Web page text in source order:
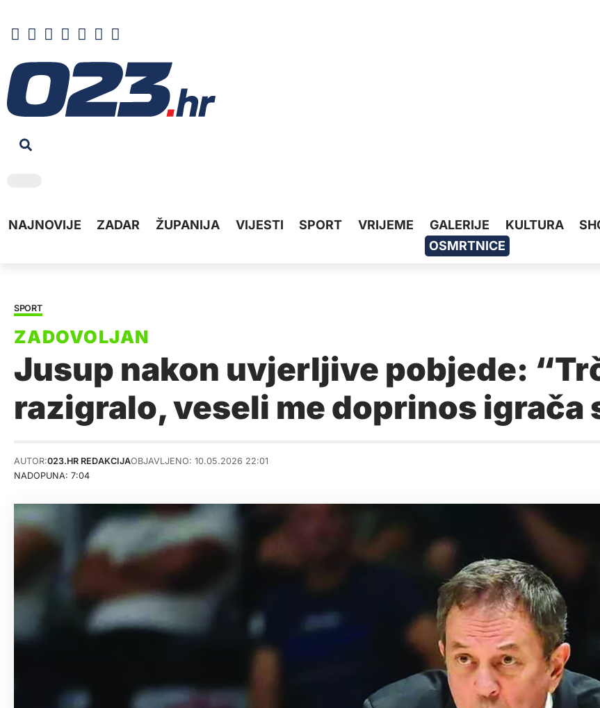
NAJNOVIJE ZADAR ŽUPANIJA VIJESTI SPORT VRIJEME GALERIJE KULTURA
OSMRTNICE
SPORT
Jusup nakon uvjerljive pobjede:
razigralo, veseli me doprinos igrača
NADOPUNA: 7:04
AUTOR:023.HR REDAKCIJAOBJAVLJENO: 10.05.2026 22:01